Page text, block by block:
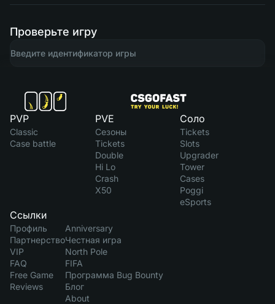
Проверьте игру
PVP
Classic
Case battle
PVE
Сезоны
Tickets
Double
Hi Lo
Crash
X50
Соло
Tickets
Slots
Upgrader
Tower
Cases
Poggi
eSports
Ссылки
Профиль
Партнерство
VIP
FAQ
Free Game
Reviews
Anniversary
Честная игра
North Pole
FIFA
Программа Bug Bounty
Блог
About